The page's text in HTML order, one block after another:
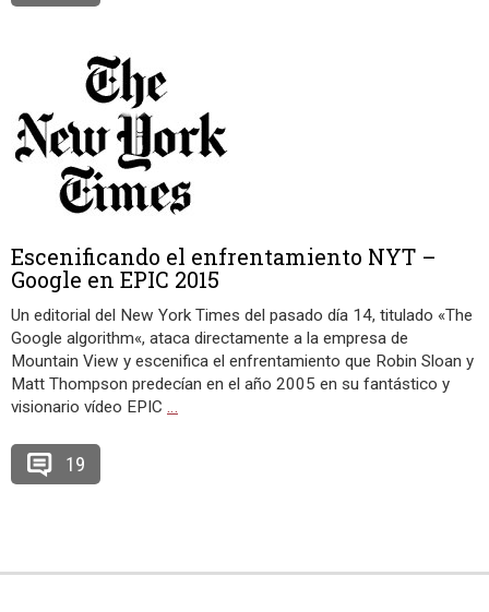
Escenificando el enfrentamiento NYT –
Google en EPIC 2015
Un editorial del New York Times del pasado día 14, titulado «The
Google algorithm«, ataca directamente a la empresa de
Mountain View y escenifica el enfrentamiento que Robin Sloan y
Matt Thompson predecían en el año 2005 en su fantástico y
visionario vídeo EPIC …
19